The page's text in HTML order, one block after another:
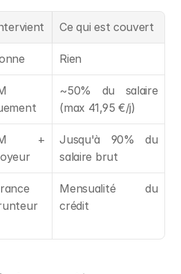
Ce qui est couvert
Rien
~50% du salaire
(max 41,95 €/j)
+
Jusqu'à 90% du
salaire brut
Mensualité du
crédit